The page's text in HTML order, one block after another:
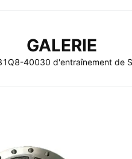
GALERIE
40030 d'entraînement de